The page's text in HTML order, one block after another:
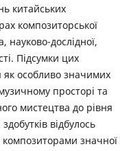
китайських
композиторської
науково-дослідної,
Підсумки цих
як особливо значимих
просторі та
мистецтва до рівня
відбулось
композиторами значної